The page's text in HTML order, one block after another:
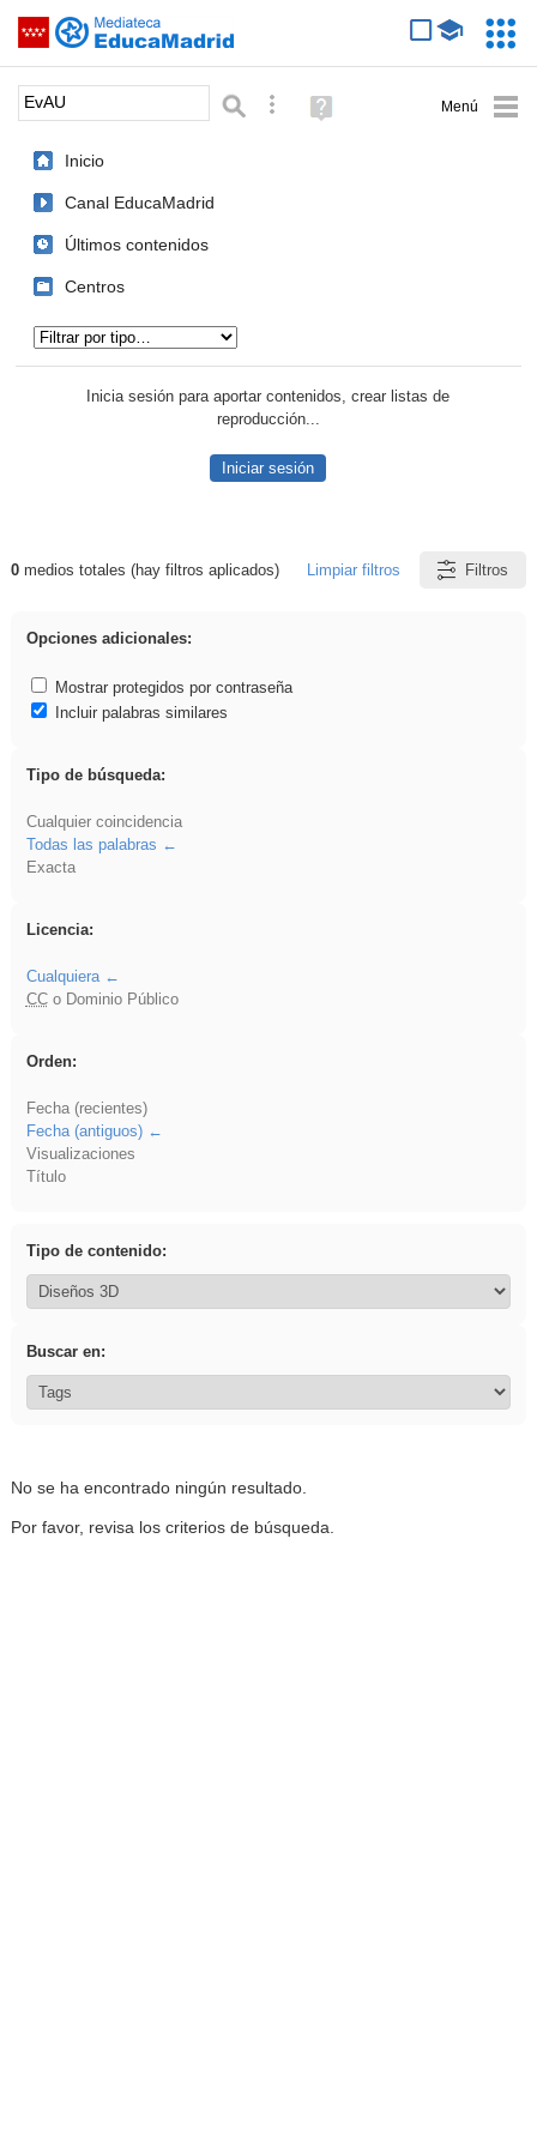
Saltar navegación
Palabra o frase: Búsqueda avanzada
Ayuda
(en
Inicio
Canal EducaMadrid
Últimos contenidos
Centros
Inicia sesión para aportar contenidos, crear listas de
reproducción...
Iniciar sesión
Resultados de: EvAU
0medios totales (hay filtros aplicados) Limpiar filtros Filtros
Opciones adicionales:
Mostrar protegidos por contraseña
Incluir palabras similares
Tipo de búsqueda:
Cualquier coincidencia
Todas las palabras
Exacta
Licencia:
Cualquiera
CCo Dominio Público
Orden:
Fecha (recientes)
Fecha (antiguos)
Visualizaciones
Título
Tipo de contenido:
Buscar en:
No se ha encontrado ningún resultado.
Por favor, revisa los criterios de búsqueda.